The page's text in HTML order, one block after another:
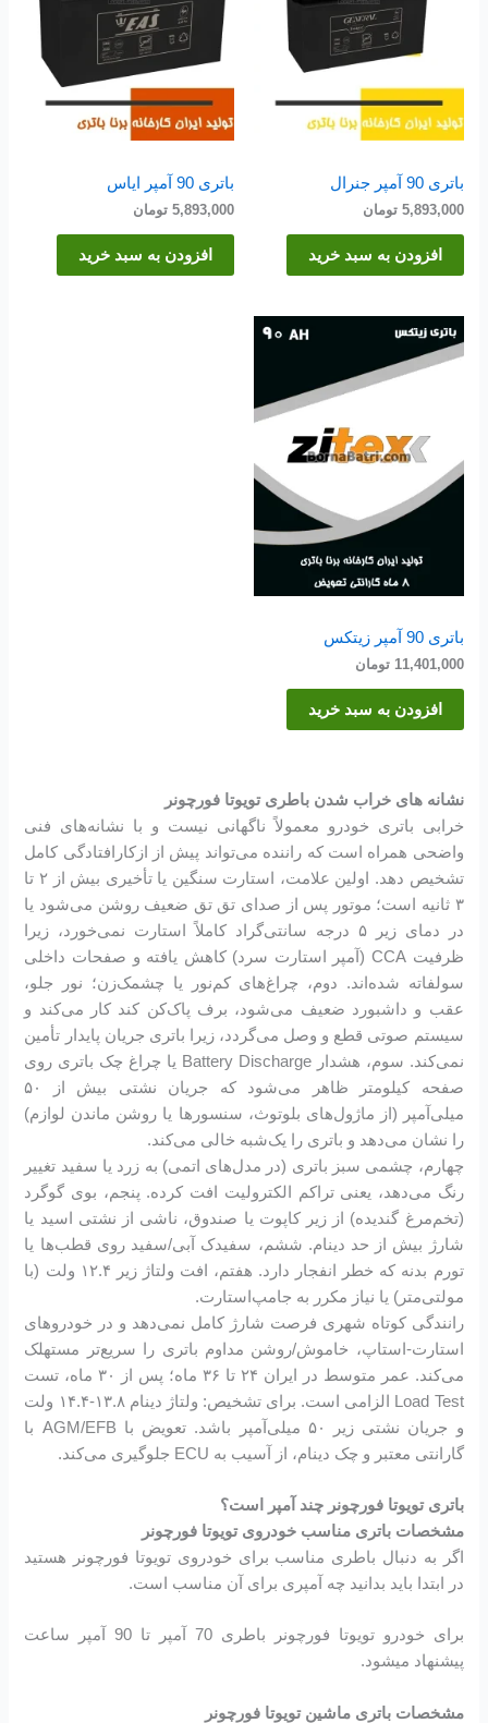
باتری 90 آمپر جنرال
5,893,000 تومان
افزودن به سبد خرید
باتری 90 آمپر ایاس
5,893,000 تومان
افزودن به سبد خرید
باتری 90 آمپر زیتکس
11,401,000 تومان
افزودن به سبد خرید
نشانه های خراب شدن باطری تویوتا فورچونر
خرابی باتری خودرو معمولاً ناگهانی نیست و با نشانه‌های فنی
واضحی همراه است که راننده می‌تواند پیش از ازکارافتادگی کامل
تشخیص دهد. اولین علامت، استارت سنگین یا تأخیری بیش از ۲ تا
۳ ثانیه است؛ موتور پس از صدای تق تق ضعیف روشن می‌شود یا
در دمای زیر ۵ درجه سانتی‌گراد کاملاً استارت نمی‌خورد، زیرا
ظرفیت CCA (آمپر استارت سرد) کاهش یافته و صفحات داخلی
سولفاته شده‌اند. دوم، چراغ‌های کم‌نور یا چشمک‌زن؛ نور جلو،
عقب و داشبورد ضعیف می‌شود، برف پاک‌کن کند کار می‌کند و
سیستم صوتی قطع و وصل می‌گردد، زیرا باتری جریان پایدار تأمین
نمی‌کند. سوم، هشدار Battery Discharge یا چراغ چک باتری روی
صفحه کیلومتر ظاهر می‌شود که جریان نشتی بیش از ۵۰
میلی‌آمپر (از ماژول‌های بلوتوث، سنسورها یا روشن ماندن لوازم)
را نشان می‌دهد و باتری را یک‌شبه خالی می‌کند.
چهارم، چشمی سبز باتری (در مدل‌های اتمی) به زرد یا سفید تغییر
رنگ می‌دهد، یعنی تراکم الکترولیت افت کرده. پنجم، بوی گوگرد
(تخم‌مرغ گندیده) از زیر کاپوت یا صندوق، ناشی از نشتی اسید یا
شارژ بیش از حد دینام. ششم، سفیدک آبی/سفید روی قطب‌ها یا
تورم بدنه که خطر انفجار دارد. هفتم، افت ولتاژ زیر ۱۲.۴ ولت (با
مولتی‌متر) یا نیاز مکرر به جامپ‌استارت.
رانندگی کوتاه شهری فرصت شارژ کامل نمی‌دهد و در خودروهای
استارت-استاپ، خاموش/روشن مداوم باتری را سریع‌تر مستهلک
می‌کند. عمر متوسط در ایران ۲۴ تا ۳۶ ماه؛ پس از ۳۰ ماه، تست
Load Test الزامی است. برای تشخیص: ولتاژ دینام ۱۳.۸-۱۴.۴ ولت
و جریان نشتی زیر ۵۰ میلی‌آمپر باشد. تعویض با AGM/EFB با
گارانتی معتبر و چک دینام، از آسیب به ECU جلوگیری می‌کند.
باتری تویوتا فورچونر چند آمپر است؟
مشخصات باتری مناسب خودروی تویوتا فورچونر
اگر به دنبال باطری مناسب برای خودروی تویوتا فورچونر هستید
در ابتدا باید بدانید چه آمپری برای آن مناسب است.
برای خودرو تویوتا فورچونر باطری 70 آمپر تا 90 آمپر ساعت
پیشنهاد میشود.
مشخصات باتری ماشین تویوتا فورچونر